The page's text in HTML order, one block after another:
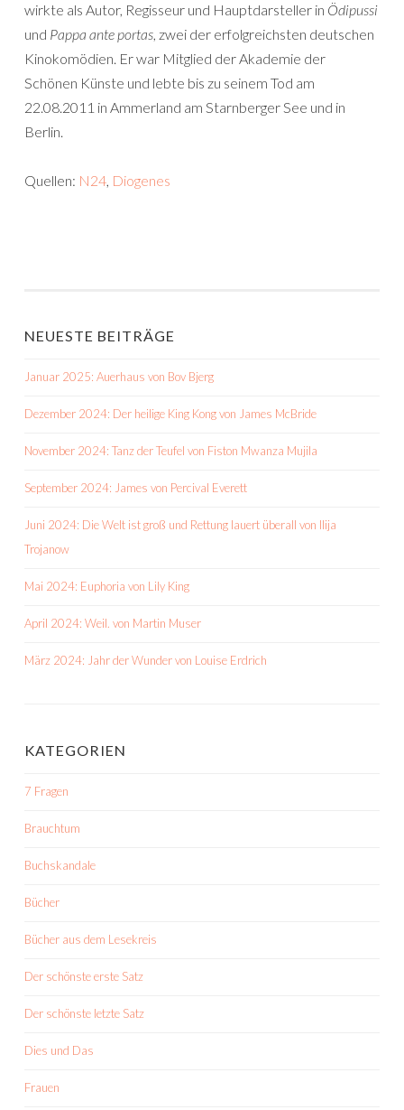
wirkte als Autor, Regisseur und Hauptdarsteller in Ödipussi
und Pappa ante portas, zwei der erfolgreichsten deutschen
Kinokomödien. Er war Mitglied der Akademie der
Schönen Künste und lebte bis zu seinem Tod am
22.08.2011 in Ammerland am Starnberger See und in
Berlin.
Quellen: N24, Diogenes
NEUESTE BEITRÄGE
Januar 2025: Auerhaus von Bov Bjerg
Dezember 2024: Der heilige King Kong von James McBride
November 2024: Tanz der Teufel von Fiston Mwanza Mujila
September 2024: James von Percival Everett
Juni 2024: Die Welt ist groß und Rettung lauert überall von Ilija
Trojanow
Mai 2024: Euphoria von Lily King
April 2024: Weil. von Martin Muser
März 2024: Jahr der Wunder von Louise Erdrich
KATEGORIEN
7 Fragen
Brauchtum
Buchskandale
Bücher
Bücher aus dem Lesekreis
Der schönste erste Satz
Der schönste letzte Satz
Dies und Das
Frauen